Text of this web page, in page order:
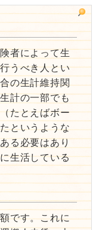
者によって生
うべき人とい
の生計維持関
計の一部でも
たとえばボー
というような
る必要はあり
生活している
です。これに